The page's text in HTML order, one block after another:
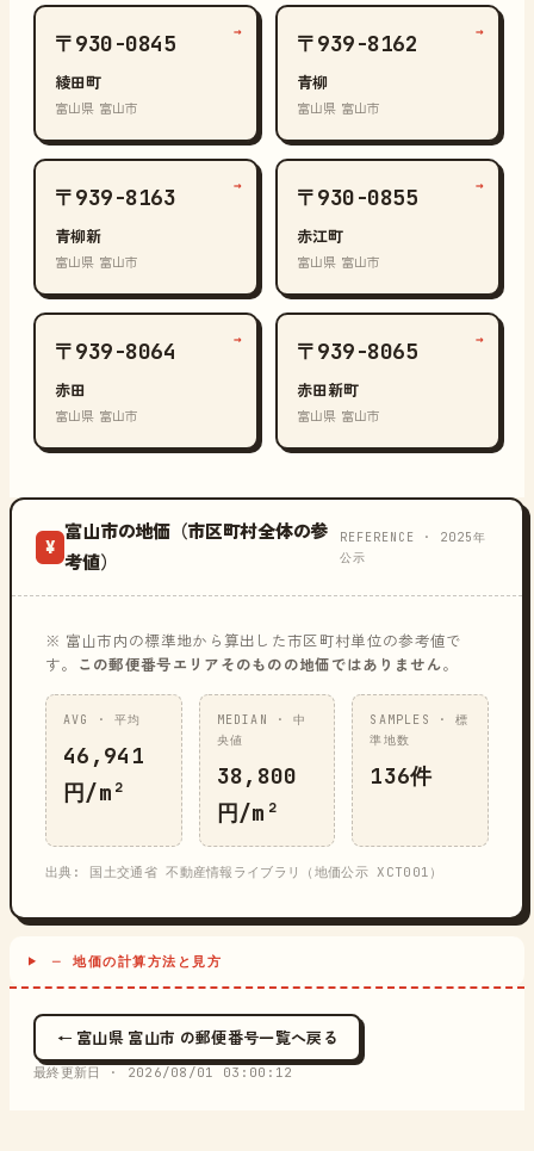
〒930-0845
綾田町
富山県 富山市
→ 〒939-8162
青柳
富山県 富山市
→
〒939-8163
青柳新
富山県 富山市
→ 〒930-0855
赤江町
富山県 富山市
→
〒939-8064
赤田
富山県 富山市
→ 〒939-8065
赤田新町
富山県 富山市
→
¥
富山市の地価（市区町村全体の参
考値）
REFERENCE · 2025年
公示
※ 富山市内の標準地から算出した市区町村単位の参考値で
す。
この郵便番号エリアそのものの地価ではありません。
AVG · 平均
46,941
円/m²
MEDIAN · 中
央値
38,800
円/m²
SAMPLES · 標
準地数
136件
出典: 国土交通省 不動産情報ライブラリ（地価公示 XCT001）
─ 地価の計算方法と見方
← 富山県 富山市 の郵便番号一覧へ戻る
最終更新日 · 2026/08/01 03:00:12